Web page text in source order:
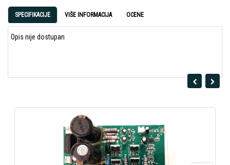
SPECIFIKACIJE VIŠE INFORMACIJA OCENE
Opis nije dostupan